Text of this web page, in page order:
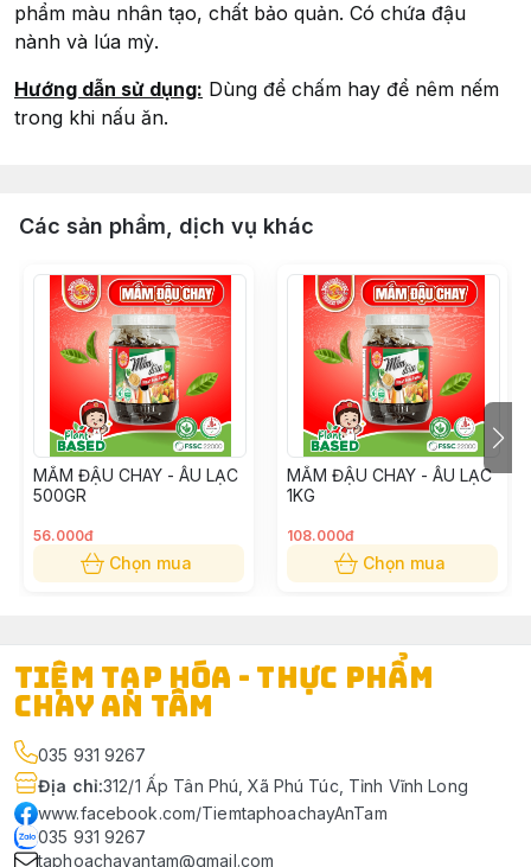
phẩm màu nhân tạo, chất bảo quản. Có chứa đậu
nành và lúa mỳ.
Hướng dẫn sử dụng: Dùng để chấm hay để nêm nếm
trong khi nấu ăn.
Các sản phẩm, dịch vụ khác
MẮM ĐẬU CHAY - ÂU LẠC
500GR
56.000đ
Chọn mua
MẮM ĐẬU CHAY - ÂU LẠC
1KG
108.000đ
Chọn mua
TIỆM TẠP HÓA - THỰC PHẨM
CHAY AN TÂM
035 931 9267
Địa chỉ:312/1 Ấp Tân Phú, Xã Phú Túc, Tỉnh Vĩnh Long
www.facebook.com/TiemtaphoachayAnTam
035 931 9267
taphoachayantam@gmail.com